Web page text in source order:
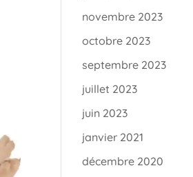
novembre 2023
octobre 2023
septembre 2023
juillet 2023
juin 2023
janvier 2021
décembre 2020